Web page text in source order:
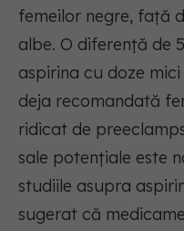
femeilor negre, față
albe. O diferență de
aspirina cu doze
deja recomandată
ridicat de
sale potențiale este
studiile asupra
sugerat că